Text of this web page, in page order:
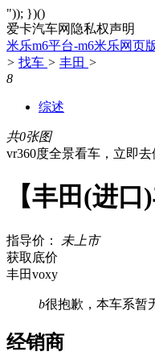
")); })()
爱卡汽车网隐私权声明
米乐m6平台-m6米乐网页
> 找车 > 丰田 >
8
综述
共0张图
vr360度全景看车，立即去
【丰田(进
指导价：
未上市
获取底价
丰田voxy
b很抱歉，本车系暂
经销商